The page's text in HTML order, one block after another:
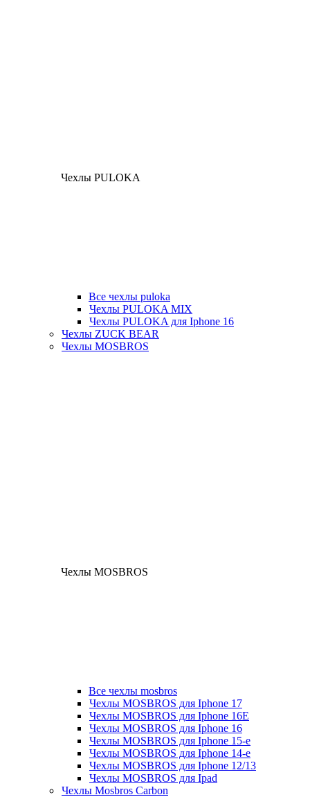
Чехлы PULOKA
Все чехлы puloka
Чехлы PULOKA MIX
Чехлы PULOKA для Iphone 16
Чехлы ZUCK BEAR
Чехлы MOSBROS
Чехлы MOSBROS
Все чехлы mosbros
Чехлы MOSBROS для Iphone 17
Чехлы MOSBROS для Iphone 16E
Чехлы MOSBROS для Iphone 16
Чехлы MOSBROS для Iphone 15-е
Чехлы MOSBROS для Iphone 14-е
Чехлы MOSBROS для Iphone 12/13
Чехлы MOSBROS для Ipad
Чехлы Mosbros Carbon